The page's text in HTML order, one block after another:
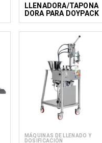
LLENADORA/TAPONA
DORA PARA DOYPACK
CON BOQUILLA DOY 5,
MÁQUINAS DE LLENADO Y
DOSIFICACIÓN